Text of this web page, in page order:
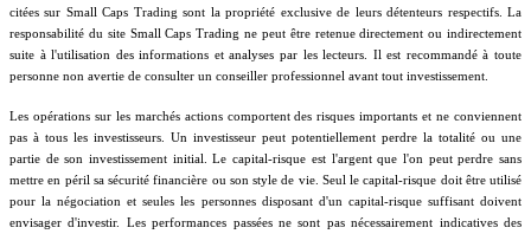
citées sur Small Caps Trading sont la propriété exclusive de leurs détenteurs respectifs. La
responsabilité du site Small Caps Trading ne peut être retenue directement ou indirectement
suite à l'utilisation des informations et analyses par les lecteurs. Il est recommandé à toute
personne non avertie de consulter un conseiller professionnel avant tout investissement.
Les opérations sur les marchés actions comportent des risques importants et ne conviennent
pas à tous les investisseurs. Un investisseur peut potentiellement perdre la totalité ou une
partie de son investissement initial. Le capital-risque est l'argent que l'on peut perdre sans
mettre en péril sa sécurité financière ou son style de vie. Seul le capital-risque doit être utilisé
pour la négociation et seules les personnes disposant d'un capital-risque suffisant doivent
envisager d'investir. Les performances passées ne sont pas nécessairement indicatives des